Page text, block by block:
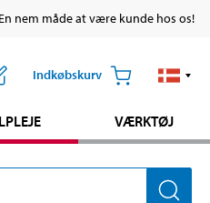
nem måde at være kunde hos os!
Indkøbskurv
VÆRKTØJ